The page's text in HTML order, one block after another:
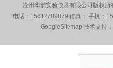
沧州华韵实验仪器有限公司版权
电话：15612789879 传真： 手机：
GoogleSitemap 技术支持